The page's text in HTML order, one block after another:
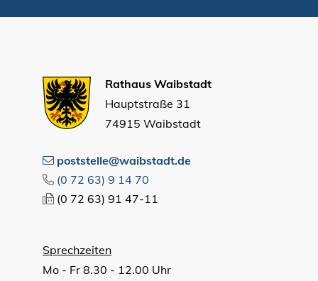
Rathaus Waibstadt
Hauptstraße 31
74915 Waibstadt
poststelle@waibstadt.de
(0 72 63) 9 14 70
(0 72 63) 91 47-11
Sprechzeiten
Mo - Fr 8.30 - 12.00 Uhr